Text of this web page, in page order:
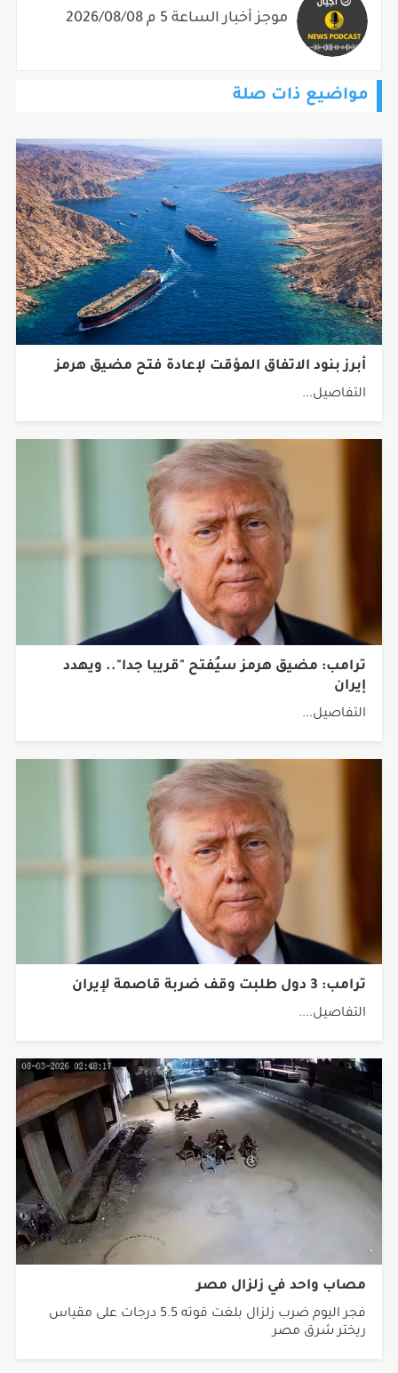
موجز أخبار الساعة 5 م 2026/08/08
مواضيع ذات صلة
أبرز بنود الاتفاق المؤقت لإعادة فتح مضيق هرمز
التفاصيل...
ترامب: مضيق هرمز سيُفتح "قريبا جدا".. ويهدد
إيران
التفاصيل...
ترامب: 3 دول طلبت وقف ضربة قاصمة لإيران
التفاصيل....
مصاب واحد في زلزال مصر
فجر اليوم ضرب زلزال بلغت قوته 5.5 درجات على مقياس
ريختر شرق مصر